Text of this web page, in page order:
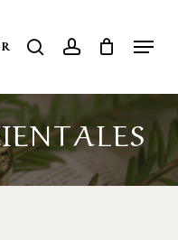
search account Menu
Close